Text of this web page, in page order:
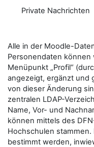
Private Nachrichten
Alle in der Moodle-
Personendaten
Menüpunkt „Profil“
angezeigt, ergänzt und
von dieser Änderung
zentralen LDAP-
Name, Vor- und
können mittels des
Hochschulen
bestimmt werden,